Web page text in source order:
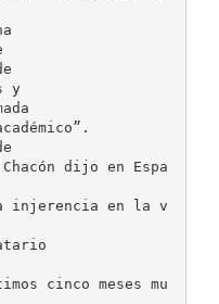
y
dijo en Espa
injerencia en la v
cinco meses mu